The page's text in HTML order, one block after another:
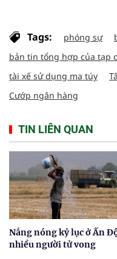
Tags: phóng sự
bản tin tổng hợp của tạp
tài xế sử dụng ma túy
Cướp ngân hàng
TIN LIÊN QUAN
Nắng nóng kỷ lục ở Ấn
nhiều người tử vong